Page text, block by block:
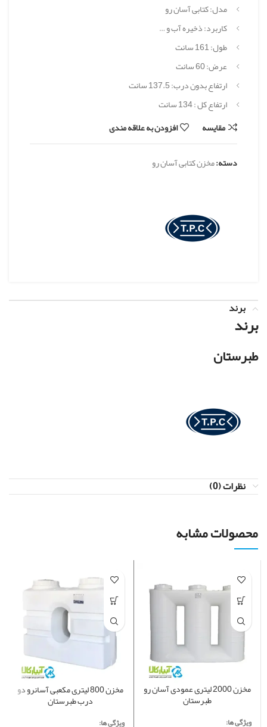
مدل: کتابی آسان رو
کاربرد: ذخیره آب و …
طول: 161 سانت
عرض: 60 سانت
ارتفاع بدون درب: 137.5 سانت
ارتفاع کل : 134 سانت
مقایسه
افزودن به علاقه مندی
دسته:مخزن کتابی آسان رو
برند
برند
طبرستان
نظرات (0)
محصولات مشابه
مخزن 2000 لیتری عمودی آسان رو
طبرستان
ویژگی ها:
مخزن 800 لیتری مکعبی آسانرو دو
درب طبرستان
ویژگی ها: